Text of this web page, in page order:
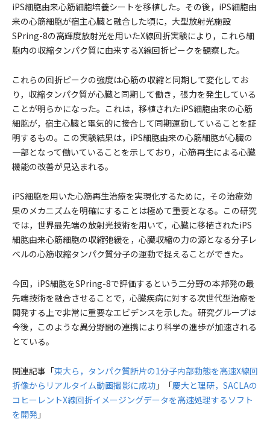
iPS細胞由来心筋細胞培養シートを移植した。その後，iPS細胞由
来の心筋細胞が宿主心臓と融合した頃に，大型放射光施設
SPring-8の高輝度放射光を用いたX線回折実験により，これら細
胞内の収縮タンパク質に由来するX線回折ピークを観察した。
これらの回折ピークの強度は心筋の収縮と同期して変化してお
り，収縮タンパク質が心臓と同期して働き，張力を発生している
ことが明らかになった。これは，移植されたiPS細胞由来の心筋
細胞が，宿主心臓と電気的に接合して同期運動していることを証
明するもの。この実験結果は，iPS細胞由来の心筋細胞が心臓の
一部となって働いていることを示しており，心筋再生による心臓
機能の改善が見込まれる。
iPS細胞を用いた心筋再生治療を実現化するために，その治療効
果のメカニズムを明確にすることは極めて重要となる。この研究
では，世界最先端の放射光技術を用いて，心臓に移植されたiPS
細胞由来心筋細胞の収縮弛緩を，心臓収縮の力の源となる分子レ
ベルの心筋収縮タンパク質分子の運動で捉えることができた。
今回，iPS細胞をSPring-8で評価するという二分野の本邦発の最
先端技術を融合させることで，心臓疾病に対する次世代型治療を
開発する上で非常に重要なエビデンスを示した。研究グループは
今後，このような異分野間の連携により科学の進歩が加速される
とている。
関連記事「東大ら，タンパク質断片の1分子内部動態を高速X線回
折像からリアルタイム動画撮影に成功 」「慶大と理研，SACLAの
コヒーレントX線回折イメージングデータを高速処理するソフト
を開発 」